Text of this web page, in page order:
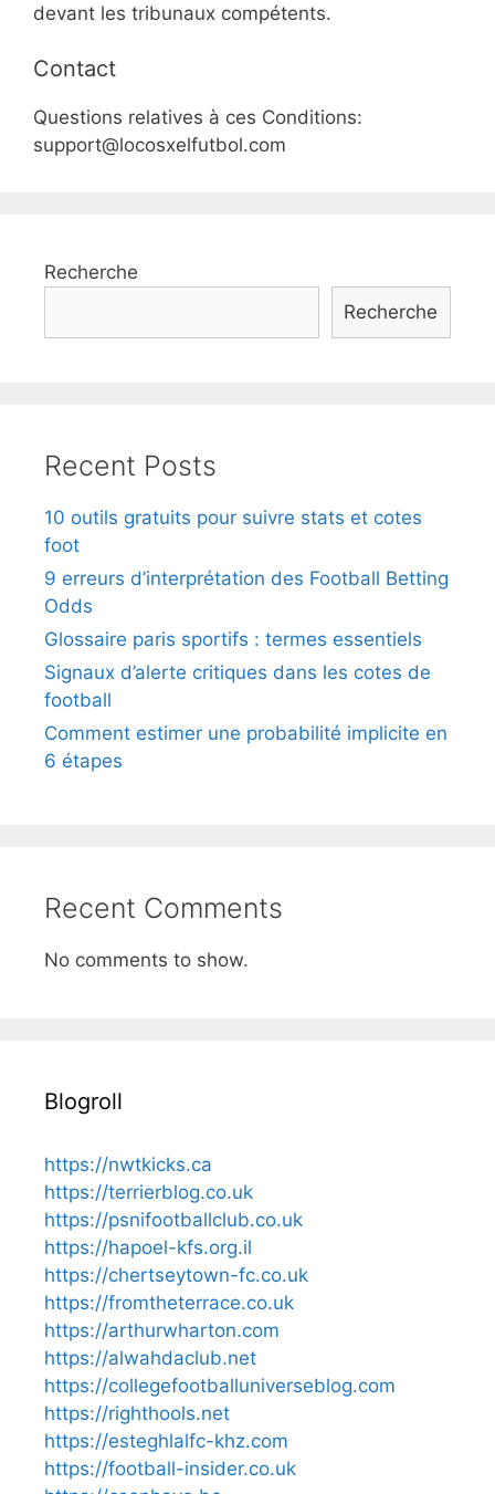
devant les tribunaux compétents.
Contact
Questions relatives à ces Conditions:
support@locosxelfutbol.com
Recherche
Recherche
Recent Posts
10 outils gratuits pour suivre stats et cotes
foot
9 erreurs d’interprétation des Football Betting
Odds
Glossaire paris sportifs : termes essentiels
Signaux d’alerte critiques dans les cotes de
football
Comment estimer une probabilité implicite en
6 étapes
Recent Comments
No comments to show.
Blogroll
https://nwtkicks.ca
https://terrierblog.co.uk
https://psnifootballclub.co.uk
https://hapoel-kfs.org.il
https://chertseytown-fc.co.uk
https://fromtheterrace.co.uk
https://arthurwharton.com
https://alwahdaclub.net
https://collegefootballuniverseblog.com
https://righthools.net
https://esteghlalfc-khz.com
https://football-insider.co.uk